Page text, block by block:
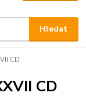
Hledat
CD
CD